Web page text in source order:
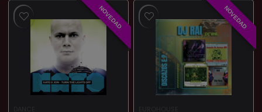
NOVEDAD NOVEDAD